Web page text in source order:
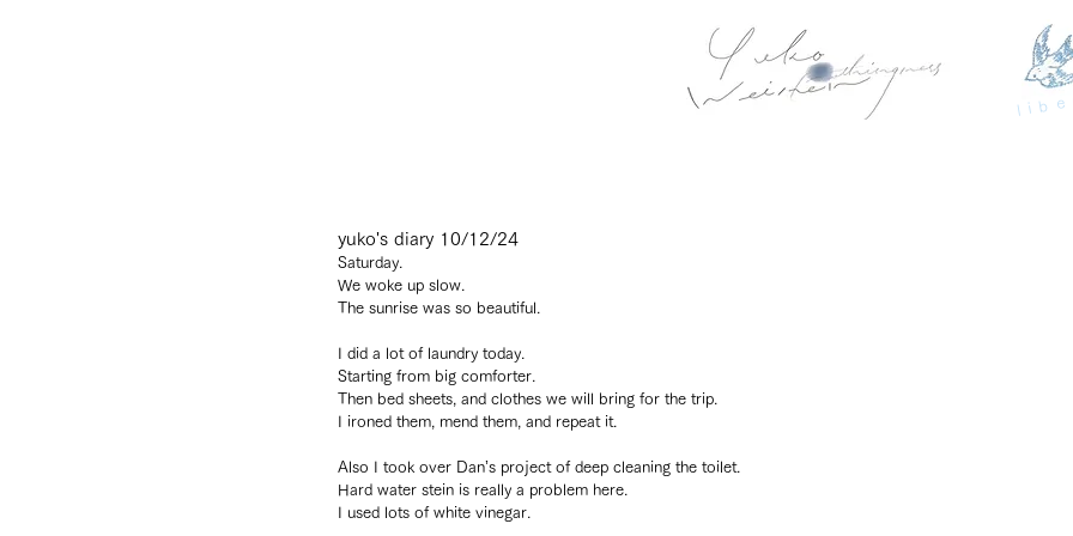
yuko's diary 10/12/24
Saturday.
We woke up slow.
The sunrise was so beautiful.
I did a lot of laundry today.
Starting from big comforter.
Then bed sheets, and clothes we will bring for the trip.
I ironed them, mend them, and repeat it.
Also I took over Dan’s project of deep cleaning the toilet.
Hard water stein is really a problem here.
I used lots of white vinegar.